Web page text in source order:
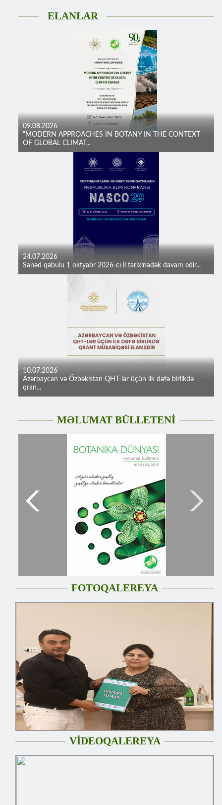
ELANLAR
09.08.2026
“MODERN APPROACHES IN BOTANY IN THE CONTEXT
OF GLOBAL CLIMAT...
24.07.2026
Sənəd qəbulu 1 oktyabr 2026-cı il tarixinədək davam edir...
10.07.2026
Azərbaycan və Özbəkistan QHT-lər üçün ilk dəfə birlikdə
qran...
MƏLUMAT BÜLLETENİ
FOTOQALEREYA
VİDEOQALEREYA